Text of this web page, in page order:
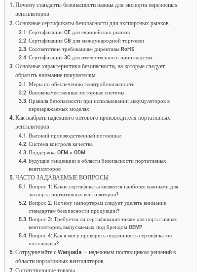
Почему стандарты безопасности важны для экспорта переносных
вентиляторов
Основные сертификаты безопасности для экспортных рынков
Сертификация CE для европейских рынков
Сертификация CB для международной торговли
Соответствие требованиям директивы RoHS
Сертификация 3C для отечественного производства
Основные характеристики безопасности, на которые следует
обратить внимание покупателям
Меры по обеспечению электробезопасности
Высококачественные моторные системы
Правила безопасности при использовании аккумуляторов в
перезаряжаемых моделях
Как выбрать надежного оптового производителя портативных
вентиляторов
Высокий производственный потенциал
Система контроля качества
Поддержка OEM и ODM
Будущие тенденции в области безопасности портативных
вентиляторов
ЧАСТО ЗАДАВАЕМЫЕ ВОПРОСЫ
Вопрос 1: Какие сертификаты являются наиболее важными для
экспорта портативных вентиляторов?
Вопрос 2: Почему импортерам следует уделять внимание
стандартам безопасности продукции?
Вопрос 3: Требуется ли сертификация также для портативных
вентиляторов, выпускаемых под брендом OEM?
Вопрос 4: Как я могу проверить подлинность сертификатов
поставщика?
Сотрудничайте с Wanjiada — надежным поставщиком решений в
области портативных вентиляторов